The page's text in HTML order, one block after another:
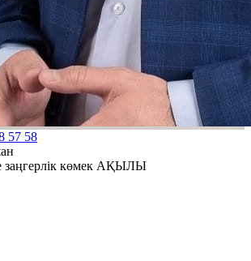
57 58
заңгерлік көмек АҚЫЛЫ